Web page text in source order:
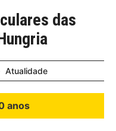
das
Atualidade
anos